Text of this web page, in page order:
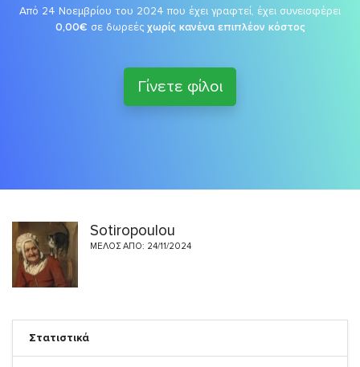
Από 24 Νοεμβρίου του 2024 που έχει γραφτεί, έχει συνεισφέρει
0,00€ σε δωρεές χωρίς κανένα επιπλέον κόστος
Γίνετε φίλοι
Sotiropoulou
ΜΈΛΟΣ ΑΠΌ: 24/11/2024
Στατιστικά